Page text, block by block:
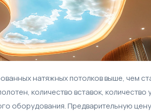
натяжных потолков выше, чем
количество вставок,
оборудования. Предварительную